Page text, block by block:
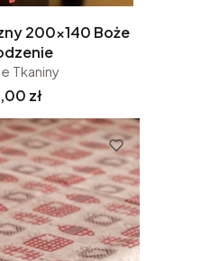
200x140 Boże
Tkaniny
zł